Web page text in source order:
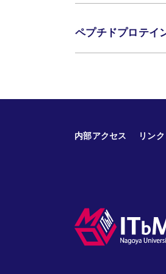
ペプチドプロテイ
内部アクセス リンク